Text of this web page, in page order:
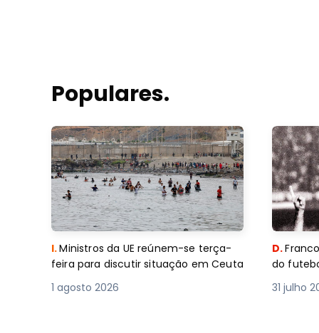
Populares.
I.Ministros da UE reúnem-se terça-
feira para discutir situação em Ceuta
1 agosto 2026
D.
do
31 julho